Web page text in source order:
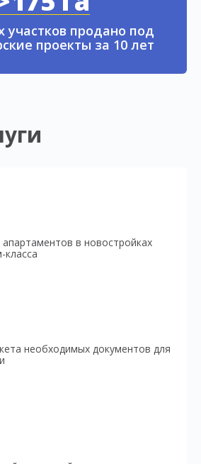
участков продано под
проекты за 10 лет
в новостройках
класса
необходимых документов для